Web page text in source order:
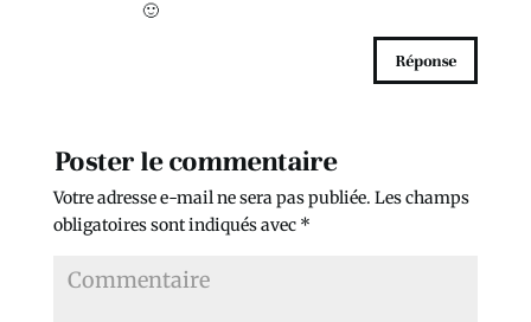
🙂
Réponse
Poster le commentaire
Votre adresse e-mail ne sera pas publiée. Les champs
obligatoires sont indiqués avec *